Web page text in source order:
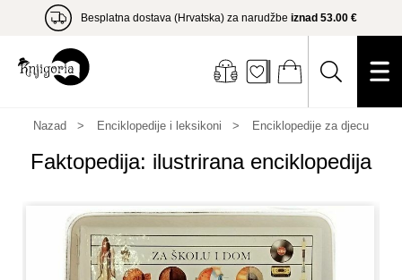
Besplatna dostava (Hrvatska) za narudžbe iznad 53.00 €
Nazad Enciklopedije i leksikoni Enciklopedije za djecu
Faktopedija: ilustrirana enciklopedija